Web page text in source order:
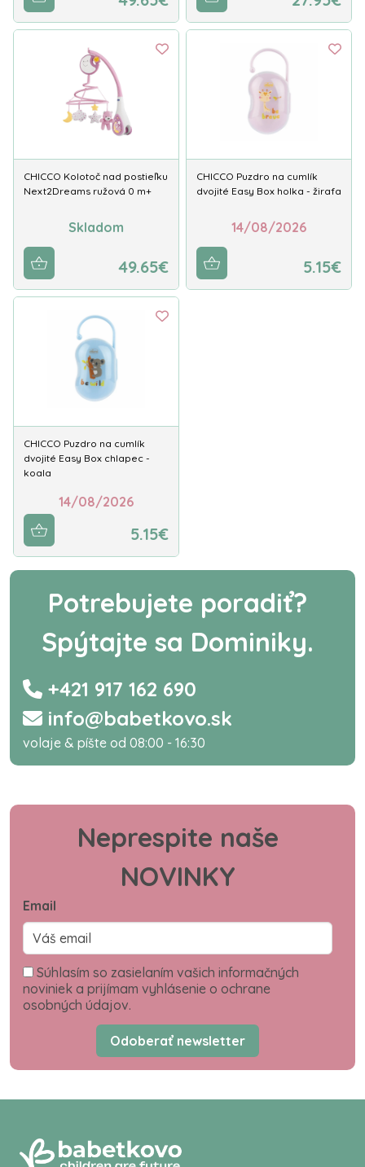
CHICCO Kolotoč nad postieľku
Next2Dreams ružová 0 m+
Skladom
49.65€
CHICCO Puzdro na cumlík
dvojité Easy Box holka - žirafa
14/08/2026
5.15€
CHICCO Puzdro na cumlík
dvojité Easy Box chlapec -
koala
14/08/2026
5.15€
Potrebujete poradiť?
Spýtajte sa Dominiky.
+421 917 162 690
info@babetkovo.sk
volaje & píšte od 08:00 - 16:30
Neprespite naše
NOVINKY
Email
Súhlasím so zasielaním vašich informačných
noviniek a prijímam vyhlásenie o ochrane
osobných údajov.
Odoberať newsletter